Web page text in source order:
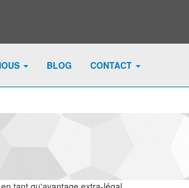
BLOG CONTACT